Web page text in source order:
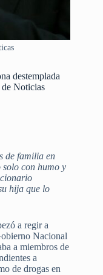
destemplada
de Noticias
de familia en
con humo y
hija que lo
a regir a
Nacional
a miembros de
a
de drogas en